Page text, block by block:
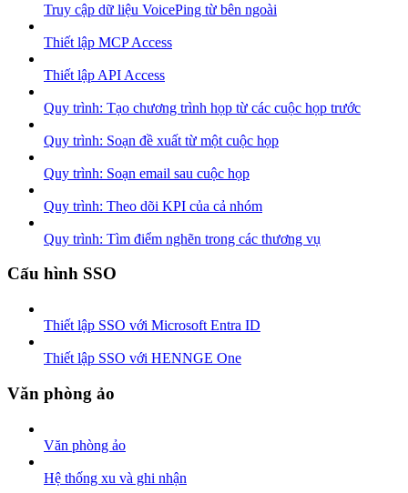
Truy cập dữ liệu VoicePing từ bên ngoài
Thiết lập MCP Access
Thiết lập API Access
Quy trình: Tạo chương trình họp từ các cuộc họp trước
Quy trình: Soạn đề xuất từ một cuộc họp
Quy trình: Soạn email sau cuộc họp
Quy trình: Theo dõi KPI của cả nhóm
Quy trình: Tìm điểm nghẽn trong các thương vụ
Cấu hình SSO
Thiết lập SSO với Microsoft Entra ID
Thiết lập SSO với HENNGE One
Văn phòng ảo
Văn phòng ảo
Hệ thống xu và ghi nhận